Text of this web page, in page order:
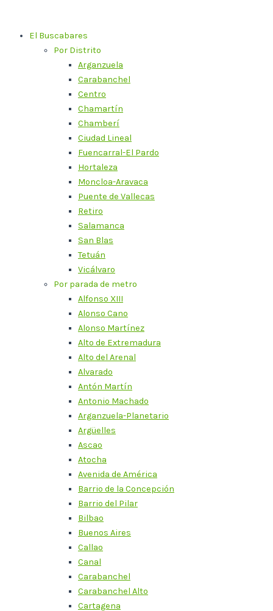
contenidoEl Buscabares
Por Distrito
Arganzuela
Carabanchel
Centro
Chamartín
Chamberí
Ciudad Lineal
Fuencarral-El Pardo
Hortaleza
Moncloa-Aravaca
Puente de Vallecas
Retiro
Salamanca
San Blas
Tetuán
Vicálvaro
Por parada de metro
Alfonso XIII
Alonso Cano
Alonso Martínez
Alto de Extremadura
Alto del Arenal
Alvarado
Antón Martín
Antonio Machado
Arganzuela-Planetario
Argüelles
Ascao
Atocha
Avenida de América
Barrio de la Concepción
Barrio del Pilar
Bilbao
Buenos Aires
Callao
Canal
Carabanchel
Carabanchel Alto
Cartagena